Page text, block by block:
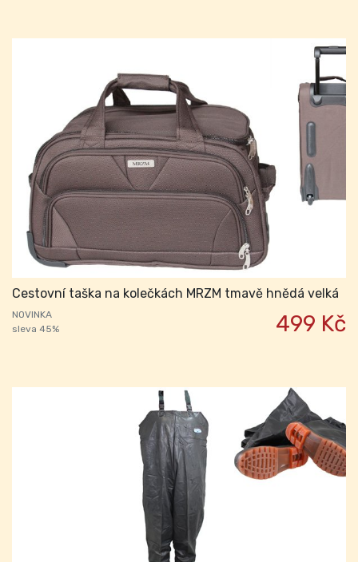
Cestovní taška na kolečkách MRZM tmavě hnědá velká
NOVINKA
sleva 45%
499 Kč